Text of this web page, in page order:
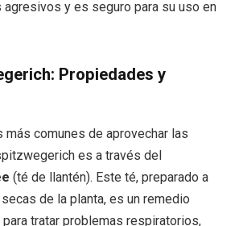
y es seguro para su uso en
Propiedades y
más comunes de aprovechar las
es a través del
(té de llantén). Este té, preparado a
de la planta, es un remedio
tratar problemas respiratorios,